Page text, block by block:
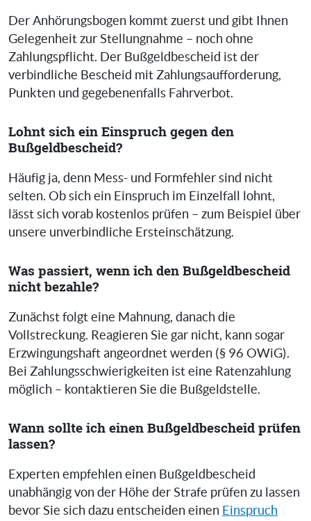
Der Anhörungsbogen kommt zuerst und gibt Ihnen
Gelegenheit zur Stellungnahme – noch ohne
Zahlungspflicht. Der Bußgeldbescheid ist der
verbindliche Bescheid mit Zahlungsaufforderung,
Punkten und gegebenenfalls Fahrverbot.
Lohnt sich ein Einspruch gegen den
Bußgeldbescheid?
Häufig ja, denn Mess- und Formfehler sind nicht
selten. Ob sich ein Einspruch im Einzelfall lohnt,
lässt sich vorab kostenlos prüfen – zum Beispiel über
unsere unverbindliche Ersteinschätzung.
Was passiert, wenn ich den Bußgeldbescheid
nicht bezahle?
Zunächst folgt eine Mahnung, danach die
Vollstreckung. Reagieren Sie gar nicht, kann sogar
Erzwingungshaft angeordnet werden (§ 96 OWiG).
Bei Zahlungsschwierigkeiten ist eine Ratenzahlung
möglich – kontaktieren Sie die Bußgeldstelle.
Wann sollte ich einen Bußgeldbescheid prüfen
lassen?
Experten empfehlen einen Bußgeldbescheid
unabhängig von der Höhe der Strafe prüfen zu lassen
bevor Sie sich dazu entscheiden einen Einspruch